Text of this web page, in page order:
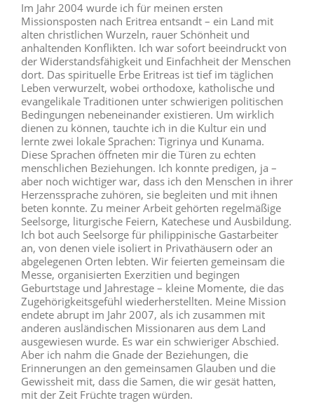
Im Jahr 2004 wurde ich für meinen ersten
Missionsposten nach Eritrea entsandt – ein Land mit
alten christlichen Wurzeln, rauer Schönheit und
anhaltenden Konflikten. Ich war sofort beeindruckt von
der Widerstandsfähigkeit und Einfachheit der Menschen
dort. Das spirituelle Erbe Eritreas ist tief im täglichen
Leben verwurzelt, wobei orthodoxe, katholische und
evangelikale Traditionen unter schwierigen politischen
Bedingungen nebeneinander existieren. Um wirklich
dienen zu können, tauchte ich in die Kultur ein und
lernte zwei lokale Sprachen: Tigrinya und Kunama.
Diese Sprachen öffneten mir die Türen zu echten
menschlichen Beziehungen. Ich konnte predigen, ja –
aber noch wichtiger war, dass ich den Menschen in ihrer
Herzenssprache zuhören, sie begleiten und mit ihnen
beten konnte. Zu meiner Arbeit gehörten regelmäßige
Seelsorge, liturgische Feiern, Katechese und Ausbildung.
Ich bot auch Seelsorge für philippinische Gastarbeiter
an, von denen viele isoliert in Privathäusern oder an
abgelegenen Orten lebten. Wir feierten gemeinsam die
Messe, organisierten Exerzitien und begingen
Geburtstage und Jahrestage – kleine Momente, die das
Zugehörigkeitsgefühl wiederherstellten. Meine Mission
endete abrupt im Jahr 2007, als ich zusammen mit
anderen ausländischen Missionaren aus dem Land
ausgewiesen wurde. Es war ein schwieriger Abschied.
Aber ich nahm die Gnade der Beziehungen, die
Erinnerungen an den gemeinsamen Glauben und die
Gewissheit mit, dass die Samen, die wir gesät hatten,
mit der Zeit Früchte tragen würden.